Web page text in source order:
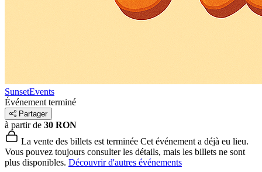
SunsetEvents
Événement terminé
Partager
à partir de 30 RON
La vente des billets est terminée Cet événement a déjà eu lieu.
Vous pouvez toujours consulter les détails, mais les billets ne sont
plus disponibles. Découvrir d'autres événements